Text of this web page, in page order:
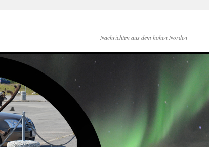
Nachrichten aus dem hohen Norden